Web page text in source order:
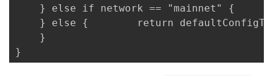
} else if network == "mainnet" {
} else {        return
}
}